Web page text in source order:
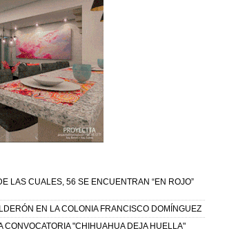
LAS CUALES, 56 SE ENCUENTRAN “EN ROJO”
EN LA COLONIA FRANCISCO DOMÍNGUEZ
CONVOCATORIA "CHIHUAHUA DEJA HUELLA"